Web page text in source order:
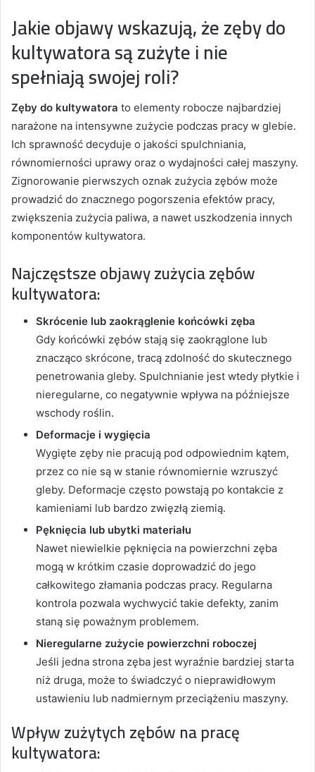
Jakie objawy wskazują, że zęby do
kultywatora są zużyte i nie
spełniają swojej roli?
Zęby do kultywatora to elementy robocze najbardziej
narażone na intensywne zużycie podczas pracy w glebie.
Ich sprawność decyduje o jakości spulchniania,
równomierności uprawy oraz o wydajności całej maszyny.
Zignorowanie pierwszych oznak zużycia zębów może
prowadzić do znacznego pogorszenia efektów pracy,
zwiększenia zużycia paliwa, a nawet uszkodzenia innych
komponentów kultywatora.
Najczęstsze objawy zużycia zębów
kultywatora:
Skrócenie lub zaokrąglenie końcówki zęba
Gdy końcówki zębów stają się zaokrąglone lub
znacząco skrócone, tracą zdolność do skutecznego
penetrowania gleby. Spulchnianie jest wtedy płytkie i
nieregularne, co negatywnie wpływa na późniejsze
wschody roślin.
Deformacje i wygięcia
Wygięte zęby nie pracują pod odpowiednim kątem,
przez co nie są w stanie równomiernie wzruszyć
gleby. Deformacje często powstają po kontakcie z
kamieniami lub bardzo zwięzłą ziemią.
Pęknięcia lub ubytki materiału
Nawet niewielkie pęknięcia na powierzchni zęba
mogą w krótkim czasie doprowadzić do jego
całkowitego złamania podczas pracy. Regularna
kontrola pozwala wychwycić takie defekty, zanim
staną się poważnym problemem.
Nieregularne zużycie powierzchni roboczej
Jeśli jedna strona zęba jest wyraźnie bardziej starta
niż druga, może to świadczyć o nieprawidłowym
ustawieniu lub nadmiernym przeciążeniu maszyny.
Wpływ zużytych zębów na pracę
kultywatora: